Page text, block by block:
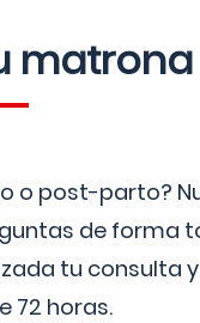
matrona
o post-parto?
de forma
tu consulta
72 horas.